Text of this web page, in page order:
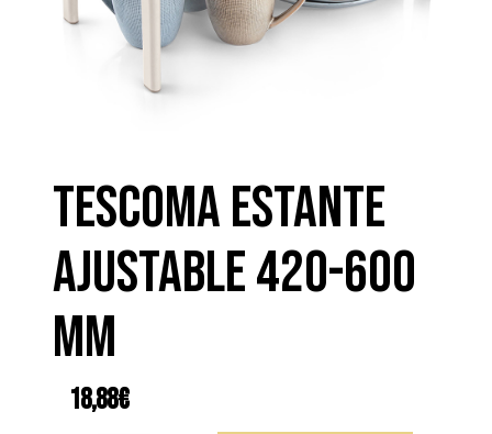
TESCOMA ESTANTE
AJUSTABLE 420-600
mm
18,88€